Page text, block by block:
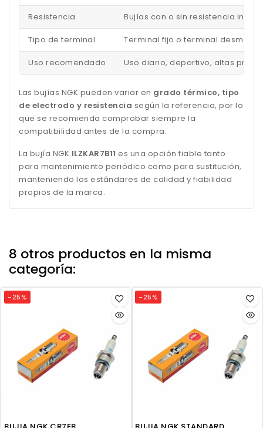
Resistencia Bujías con o sin resistencia
Tipo de terminal Terminal fijo o terminal
Uso recomendado Uso diario, deportivo, altas
Las bujías NGK pueden variar en grado térmico, tipo
de electrodo y resistencia según la referencia, por lo
que se recomienda comprobar siempre la
compatibilidad antes de la compra.
La bujía NGK ILZKAR7B11 es una opción fiable tanto
para mantenimiento periódico como para sustitución,
manteniendo los estándares de calidad y fiabilidad
propios de la marca.
8 otros productos en la misma
categoría:
-25% -25%